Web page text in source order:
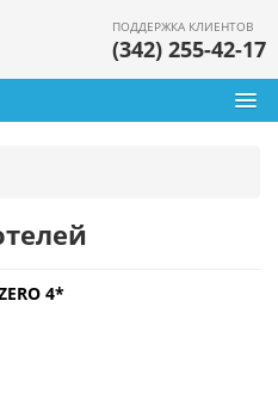
ПОДДЕРЖКА КЛИЕНТОВ
(342) 255-42-17
4*